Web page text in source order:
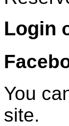
Login
You
site.